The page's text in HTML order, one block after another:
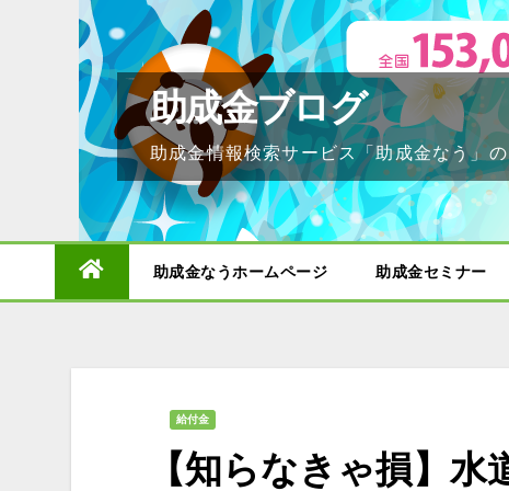
助成金ブログ
助成金情報検索サービス「助成金なう」
助成金なうホームページ 助成金セミナー
給付金
【知らなきゃ損】